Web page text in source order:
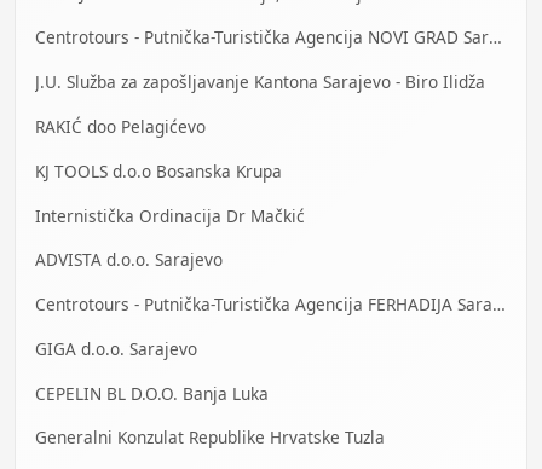
Centrotours - Putnička-Turistička Agencija NOVI GRAD Sarajevo
J.U. Služba za zapošljavanje Kantona Sarajevo - Biro Ilidža
RAKIĆ doo Pelagićevo
KJ TOOLS d.o.o Bosanska Krupa
Internistička Ordinacija Dr Mačkić
ADVISTA d.o.o. Sarajevo
Centrotours - Putnička-Turistička Agencija FERHADIJA Sarajevo
GIGA d.o.o. Sarajevo
CEPELIN BL D.O.O. Banja Luka
Generalni Konzulat Republike Hrvatske Tuzla